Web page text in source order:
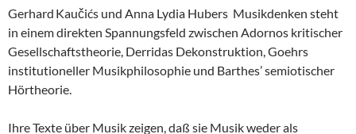
Gerhard Kaučićs und Anna Lydia Hubers Musikdenken steht
in einem direkten Spannungsfeld zwischen Adornos kritischer
Gesellschaftstheorie, Derridas Dekonstruktion, Goehrs
institutioneller Musikphilosophie und Barthes’ semiotischer
Hörtheorie.
Ihre Texte über Musik zeigen, daß sie Musik weder als